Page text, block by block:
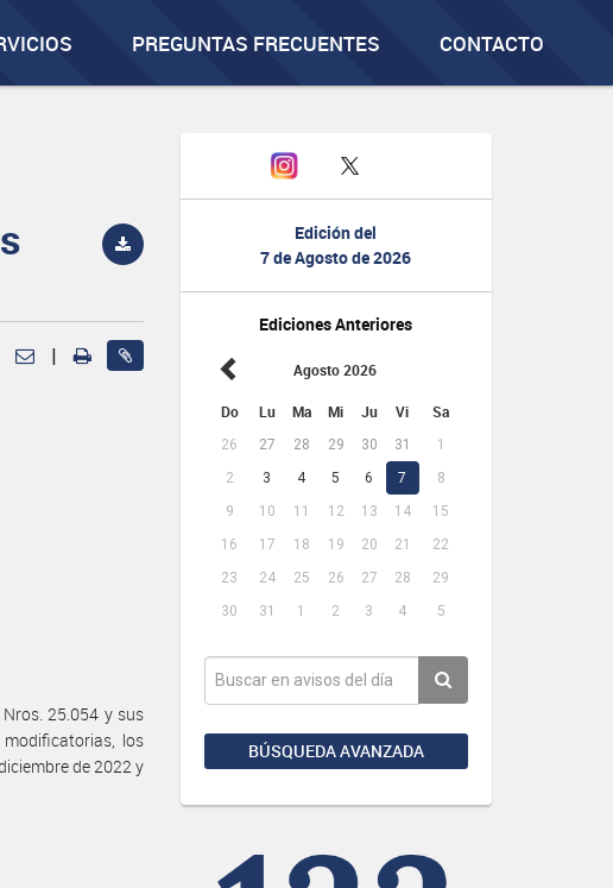
PREGUNTAS FRECUENTES CONTACTO
Edición del
7 de Agosto de 2026
Ediciones Anteriores
Agosto 2026
Do Lu Ma Mi Ju Vi Sa
26 27 28 29 30 31
1
2
3 4 5 6 7
8
9
10 11 12 13 14
15
16
17 18 19 20 21
22
23
24 25 26 27 28
29
30
31 1 2 3 4 5
BÚSQUEDA AVANZADA
|
Nros. 25.054 y sus
los
de 2022 y